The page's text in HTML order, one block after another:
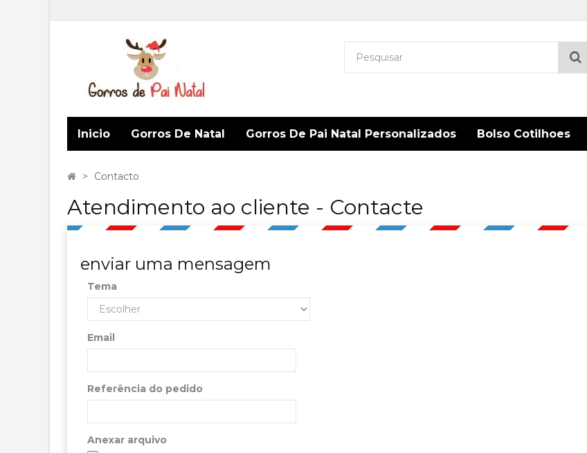
Inicio Gorros De Natal Gorros De Pai Natal Personalizados Bolso Cotilhoes
> Contacto
Atendimento ao cliente - Contacte
enviar uma mensagem
Tema
Email
Referência do pedido
Anexar arquivo